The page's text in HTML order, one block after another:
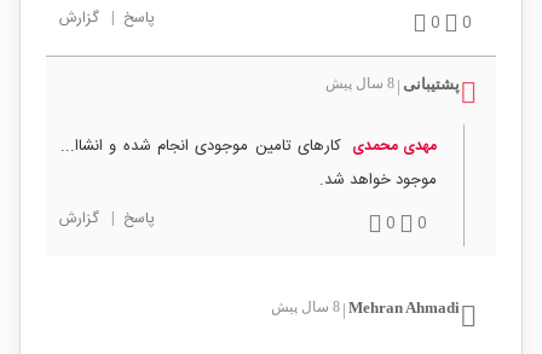
0
0 پاسخ | گزارش
پشتیبانی | 8 سال پیش
مهدی محمدی کارهای تامین موجودی انجام شده و انشاا...
موجود خواهد شد.
0
0 پاسخ | گزارش
Mehran Ahmadi
| 8 سال پیش